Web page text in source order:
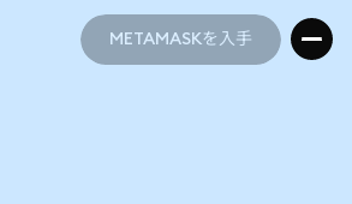
METAMASKを入手